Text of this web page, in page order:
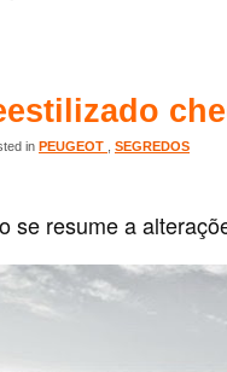
in PEUGEOT SEGREDOS
se resume a